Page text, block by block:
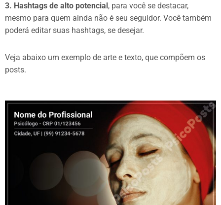
3. Hashtags de alto potencial, para você se destacar,
mesmo para quem ainda não é seu seguidor. Você também
poderá editar suas hashtags, se desejar.
Veja abaixo um exemplo de arte e texto, que compõem os
posts.